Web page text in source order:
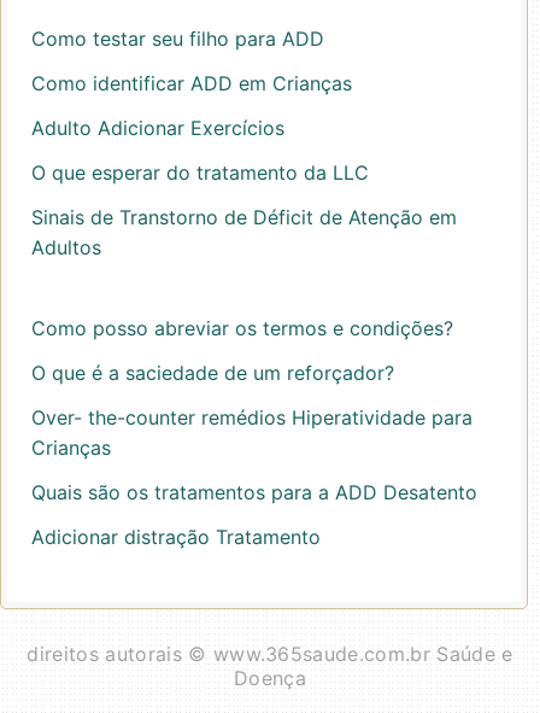
Como testar seu filho para ADD
Como identificar ADD em Crianças
Adulto Adicionar Exercícios
O que esperar do tratamento da LLC
Sinais de Transtorno de Déficit de Atenção em
Adultos
Como posso abreviar os termos e condições?
O que é a saciedade de um reforçador?
Over- the-counter remédios Hiperatividade para
Crianças
Quais são os tratamentos para a ADD Desatento
Adicionar distração Tratamento
direitos autorais © www.365saude.com.br Saúde e
Doença